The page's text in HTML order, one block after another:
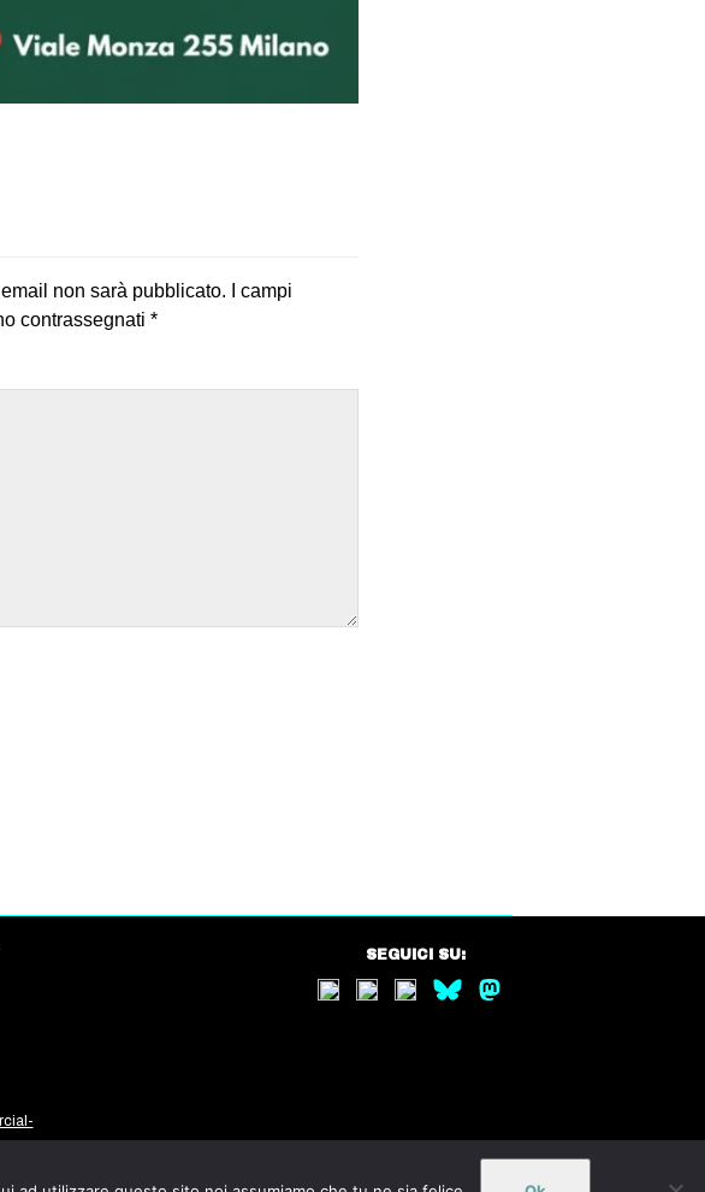
email non sarà pubblicato.
I campi
contrassegnati *
SEGUICI SU: